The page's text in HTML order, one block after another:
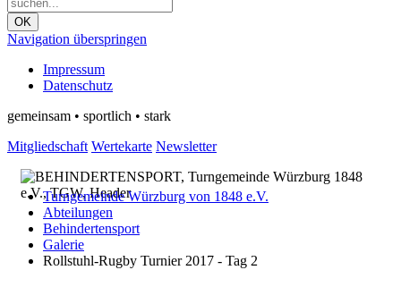
OK
Navigation überspringen
Impressum
Datenschutz
gemeinsam • sportlich • stark
Mitgliedschaft Wertekarte Newsletter
Turngemeinde Würzburg von 1848 e.V.
Abteilungen
Behindertensport
Galerie
Rollstuhl-Rugby Turnier 2017 - Tag 2